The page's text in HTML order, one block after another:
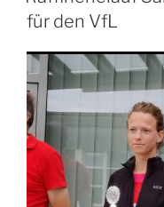
für den VfL